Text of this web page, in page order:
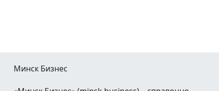
Минск Бизнес